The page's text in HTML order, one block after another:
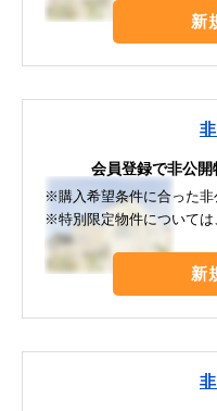
新
会員登録で非公開
※購入希望条件に合った非
※特別限定物件については
新